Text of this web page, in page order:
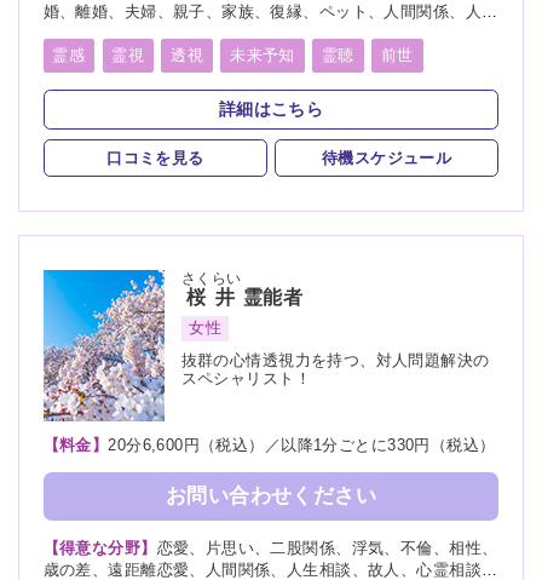
婚、離婚、夫婦、親子、家族、復縁、ペット、人間関係、人生
越し、開運、故人、教育、過去、浮気、縁結び、縁切り
霊感 霊視 透視 未来予知 霊聴 前世
守護霊 死者霊の降霊 除霊 浄霊 波動修正
自動書記
詳細はこちら
口コミを見る 待機スケジュール
桜井
さくらい
霊能者
女性
抜群の心情透視力を持つ、対人問題解決の
スペシャリスト！
【料金】 20分6,600円（税込）／以降1分ごとに330円（税込）
お問い合わせください
【得意な分野】 恋愛、片思い、二股関係、浮気、不倫、相性、
歳の差、遠距離恋愛、人間関係、人生相談、故人、心霊相談、